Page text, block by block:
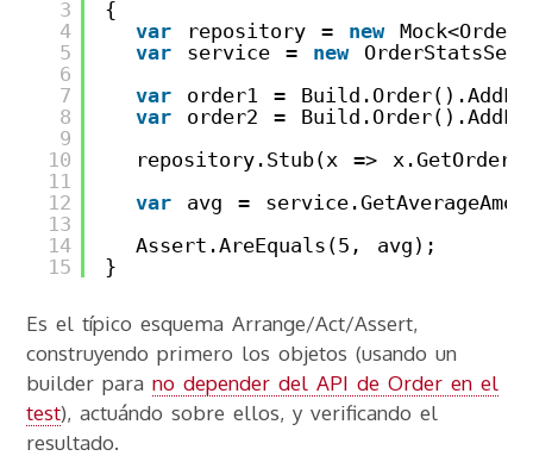
3
4
5
6
7
8
9
10
11
12
13
14
15
{
var
repository = new
var
service = new
var
order1 =
var
order2 =
repository.Stub(x =>
var
avg =
Assert.AreEquals(5, avg);
}
Es el típico esquema Arrange/Act/Assert,
construyendo primero los objetos (usando un
builder parano depender del API de Order en el
test), actuándo sobre ellos, y verificando el
resultado.